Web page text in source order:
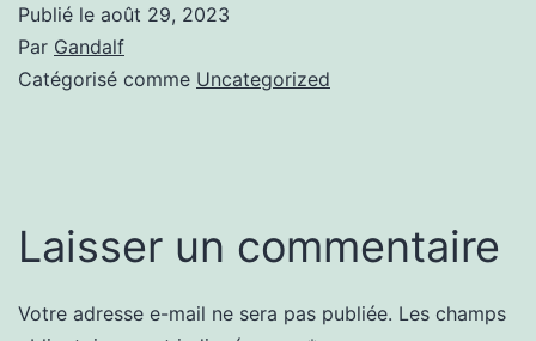
Publié le août 29, 2023
Par Gandalf
Catégorisé comme Uncategorized
Laisser un commentaire
Votre adresse e-mail ne sera pas publiée. Les champs